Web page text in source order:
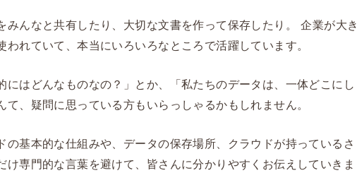
みんなと共有したり、大切な文書を作って保存したり。 企業が大き
れていて、本当にいろいろなところで活躍しています。
にはどんなものなの？」とか、「私たちのデータは、一体どこにし
、疑問に思っている方もいらっしゃるかもしれません。
の基本的な仕組みや、データの保存場所、クラウドが持っているさ
け専門的な言葉を避けて、皆さんに分かりやすくお伝えしていきま